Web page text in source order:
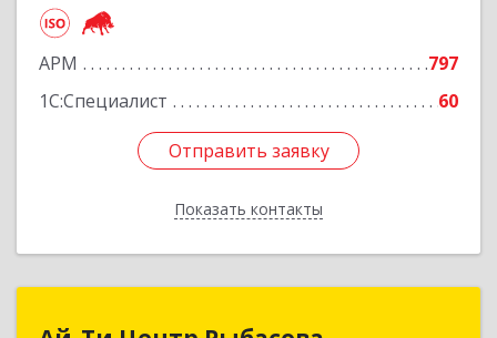
АРМ
797
1С:Специалист
60
Отправить заявку
Показать контакты
Отправить заявку
Назад
Ай-Ти Центр Рыбасова